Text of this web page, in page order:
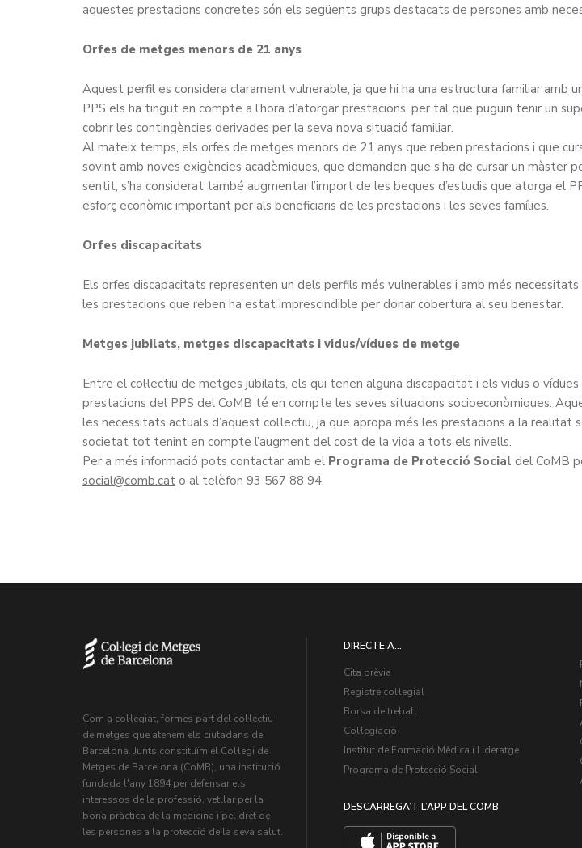
aquestes prestacions concretes són els següents grups destacats de persones amb
Orfes de metges menors de 21 anys
Aquest perfil es considera clarament vulnerable, ja que hi ha una estructura familiar amb
PPS els ha tingut en compte a l’hora d’atorgar prestacions, per tal que puguin tenir un
cobrir les contingències derivades per la seva nova situació familiar.
Al mateix temps, els orfes de metges menors de 21 anys que reben prestacions i que
sovint amb noves exigències acadèmiques, que demanden que s’ha de cursar un màster
sentit, s’ha considerat també augmentar l’import de les beques d’estudis que atorga el
esforç econòmic important per als beneficiaris de les prestacions i les seves famílies.
Orfes discapacitats
Els orfes discapacitats representen un dels perfils més vulnerables i amb més necessitats
les prestacions que reben ha estat imprescindible per donar cobertura al seu benestar.
Metges jubilats, metges discapacitats i vidus/vídues de metge
Entre el col·lectiu de metges jubilats, els qui tenen alguna discapacitat i els vidus o
prestacions del PPS del CoMB té en compte les seves situacions socioeconòmiques.
les necessitats actuals d’aquest col·lectiu, ja que apropa més les prestacions a la realitat
societat tot tenint en compte l’augment del cost de la vida a tots els nivells.
Per a més informació pots contactar amb el Programa de Protecció Social del CoMB
social@comb.cat o al telèfon 93 567 88 94.
Com a col·legiat, formes part del col·lectiu
de metges que atenem els ciutadans de
Barcelona. Junts constituïm el Col·legi de
Metges de Barcelona (CoMB), una institució
fundada l'any 1894 per defensar els
interessos de la professió, vetllar per la
bona pràctica de la medicina i pel dret de
les persones a la protecció de la seva salut.
DIRECTE A...
Cita prèvia
Registre col·legial
Borsa de treball
Col·legiació
Institut de Formació Mèdica i Lideratge
Programa de Protecció Social
DESCARREGA’T L’APP DEL COMB